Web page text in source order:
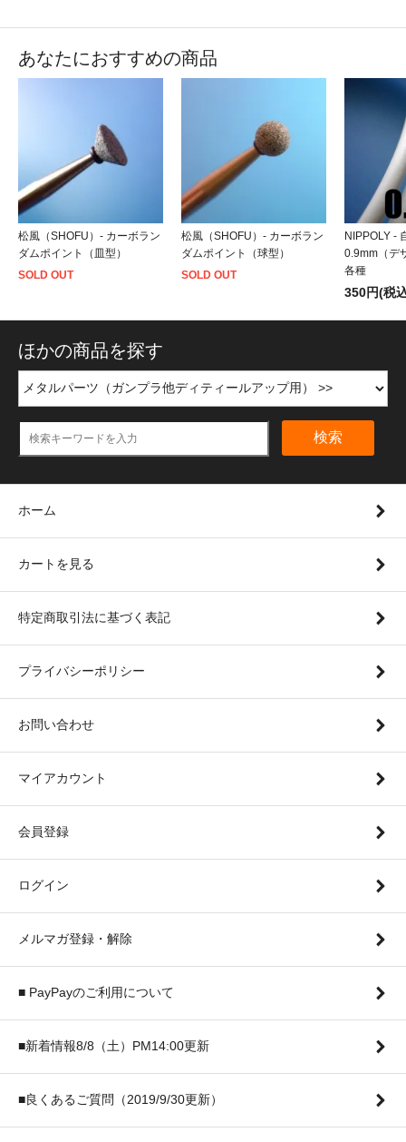
あなたにおすすめの商品
松風（SHOFU）- カーボラン
ダムポイント（皿型）
SOLD OUT
松風（SHOFU）- カーボラン
ダムポイント（球型）
SOLD OUT
NIPPOLY -
0.9mm（デ
各種
350円(税
ほかの商品を探す
検索
ホーム
カートを見る
特定商取引法に基づく表記
プライバシーポリシー
お問い合わせ
マイアカウント
会員登録
ログイン
メルマガ登録・解除
■ PayPayのご利用について
■新着情報8/8（土）PM14:00更新
■良くあるご質問（2019/9/30更新）